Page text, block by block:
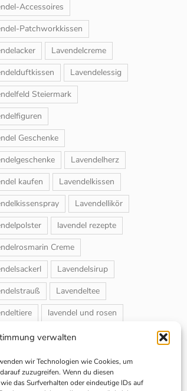
verwalten
wir Technologien wie Cookies, um
zuzugreifen. Wenn du diesen
das Surfverhalten oder eindeutige IDs auf
Accessoires
Patchworkkissen
Lavendelcreme
Lavendelessig
Steiermark
Geschenke
Lavendelherz
kaufen
Lavendelkissen
Lavendellikör
lavendel rezepte
Creme
Lavendelsirup
Lavendeltee
lavendel und rosen
Duftsackerl
Naturheilmittel
Schuhbedufter
Strauchschnitt